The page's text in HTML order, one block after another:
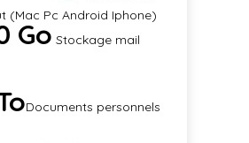
(Mac Pc Android Iphone)
Go Stockage mail
Documents personnels